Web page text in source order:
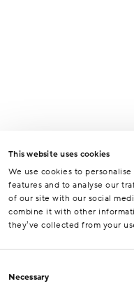
This website uses cookies
We use cookies to
features and to analyse our
of our site with our social
combine it with other
they’ve collected from your
Selection
Necessary